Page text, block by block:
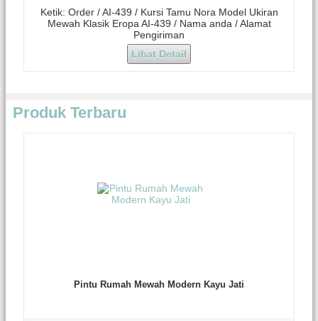
Ketik: Order / AI-439 / Kursi Tamu Nora Model Ukiran
Mewah Klasik Eropa AI-439 / Nama anda / Alamat
Pengiriman
Lihat Detail
Produk Terbaru
Pintu Rumah Mewah Modern Kayu Jati